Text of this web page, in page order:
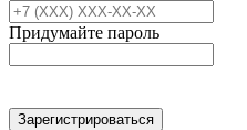
Придумайте пароль
Зарегистрироваться